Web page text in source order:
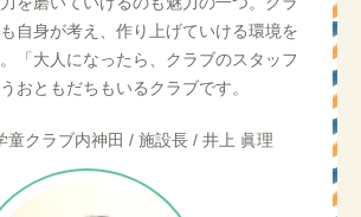
自身が考え、作り上げていける環境を
「大人になったら、クラブのスタッフ
おともだちもいるクラブです。
童クラブ内神田 / 施設長 / 井上 眞理